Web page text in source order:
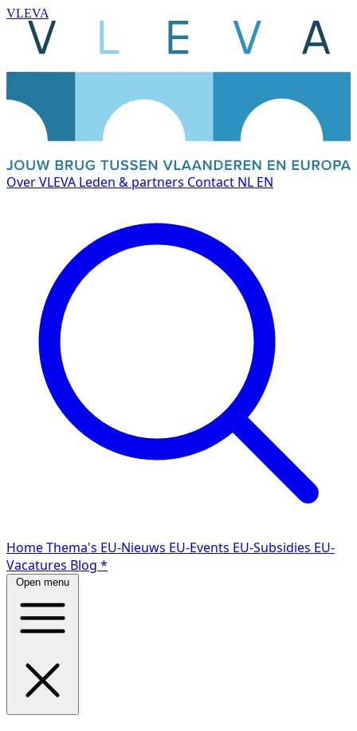
VLEVA
Over VLEVA Leden & partners Contact NL EN
HomeThema's EU-Nieuws EU-Events EU-Subsidies EU-
Vacatures Blog *
Open menu